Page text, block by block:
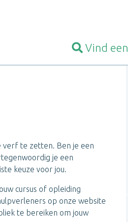
Vind een
verf te zetten. Ben je een
je een
keuze voor jou.
cursus of opleiding
op onze website
te bereiken om jouw